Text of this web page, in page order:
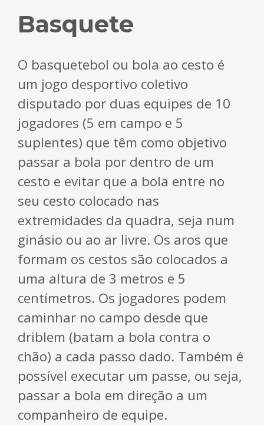
Basquete
O basquetebol ou bola ao cesto é
um jogo desportivo coletivo
disputado por duas equipes de 10
jogadores (5 em campo e 5
suplentes) que têm como objetivo
passar a bola por dentro de um
cesto e evitar que a bola entre no
seu cesto colocado nas
extremidades da quadra, seja num
ginásio ou ao ar livre. Os aros que
formam os cestos são colocados a
uma altura de 3 metros e 5
centímetros. Os jogadores podem
caminhar no campo desde que
driblem (batam a bola contra o
chão) a cada passo dado. Também é
possível executar um passe, ou seja,
passar a bola em direção a um
companheiro de equipe.